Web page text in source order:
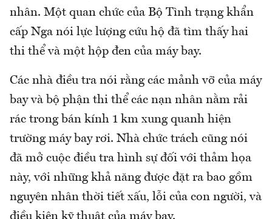
nhân. Một quan chức của Bộ Tình trạng khẩn
cấp Nga nói lực lượng cứu hộ đã tìm thấy hai
thi thể và một hộp đen của máy bay.
Các nhà điều tra nói rằng các mảnh vỡ của máy
bay và bộ phận thi thể các nạn nhân nằm rải
rác trong bán kính 1 km xung quanh hiện
trường máy bay rơi. Nhà chức trách cũng nói
đã mở cuộc điều tra hình sự đối với thảm họa
này, với những khả năng được đặt ra bao gồm
nguyên nhân thời tiết xấu, lỗi của con người, và
điều kiện kỹ thuật của máy bay.